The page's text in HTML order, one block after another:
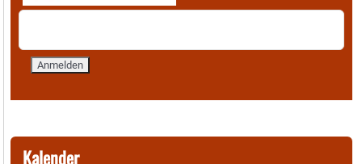
Kalender